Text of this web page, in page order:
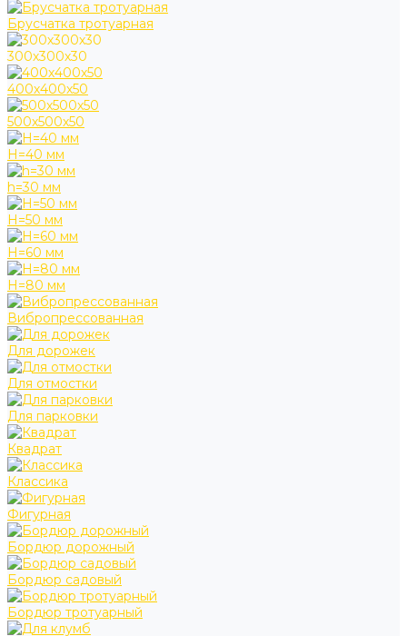
Брусчатка тротуарная
300х300х30
400х400х50
500х500х50
H=40 мм
h=30 мм
H=50 мм
H=60 мм
H=80 мм
Вибропрессованная
Для дорожек
Для отмостки
Для парковки
Квадрат
Классика
Фигурная
Бордюр дорожный
Бордюр садовый
Бордюр тротуарный